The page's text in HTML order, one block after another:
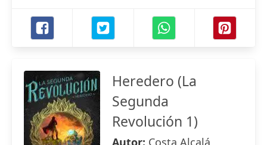
Heredero (La
Segunda
Revolución 1)
Autor: Costa Alcalá